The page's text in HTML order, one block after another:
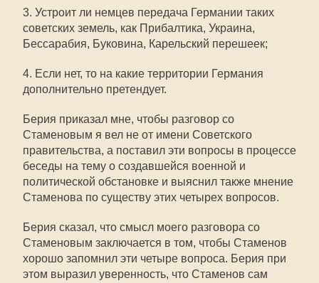
3. Устроит ли немцев передача Германии таких
советских земель, как Прибалтика, Украина,
Бессарабия, Буковина, Карельский перешеек;
4. Если нет, то на какие территории Германия
дополнительно претендует.
Берия приказал мне, чтобы разговор со
Стаменовым я вел не от имени Советского
правительства, а поставил эти вопросы в процессе
беседы на тему о создавшейся военной и
политической обстановке и выяснил также мнение
Стаменова по существу этих четырех вопросов.
Берия сказал, что смысл моего разговора со
Стаменовым заключается в том, чтобы Стаменов
хорошо запомнил эти четыре вопроса. Берия при
этом выразил уверенность, что Стаменов сам